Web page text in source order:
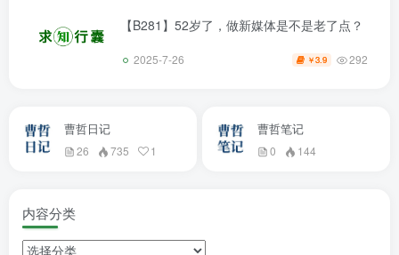
【B281】52岁了，做新媒体是不是老了点？
2025-7-26 ￥3.9 292
曹哲日记
26 735 1
曹哲笔记
0 144
内容分类